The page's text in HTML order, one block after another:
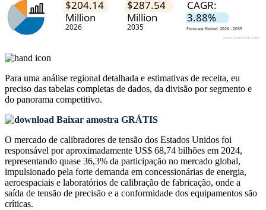
Para uma análise regional detalhada e estimativas de receita, eu
preciso das tabelas completas de dados, da divisão por segmento e
do panorama competitivo.
Baixar amostra GRÁTIS
O mercado de calibradores de tensão dos Estados Unidos foi
responsável por aproximadamente US$ 68,74 bilhões em 2024,
representando quase 36,3% da participação no mercado global,
impulsionado pela forte demanda em concessionárias de energia,
aeroespaciais e laboratórios de calibração de fabricação, onde a
saída de tensão de precisão e a conformidade dos equipamentos são
críticas.